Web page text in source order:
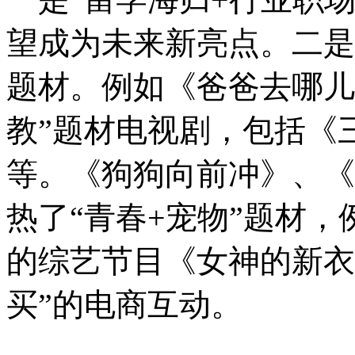
望成为未来新亮点。二
题材。例如《爸爸去哪
教”题材电视剧，包括《
等。《狗狗向前冲》、
热了“青春+宠物”题材
的综艺节目《女神的新
买”的电商互动。